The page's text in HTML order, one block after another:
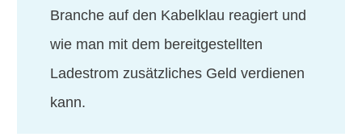
Branche auf den Kabelklau reagiert und
wie man mit dem bereitgestellten
Ladestrom zusätzliches Geld verdienen
kann.